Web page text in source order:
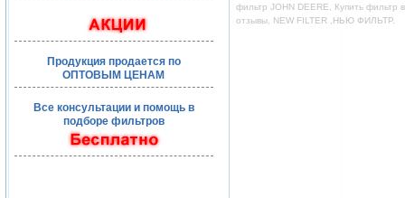
Продукция продается по
ОПТОВЫМ ЦЕНАМ
Все консультации и помощь в
подборе фильтров
фильтр JOHN DEERE, Купить фильтр
отзывы, NEW FILTER ,НЬЮ ФИЛЬТР.